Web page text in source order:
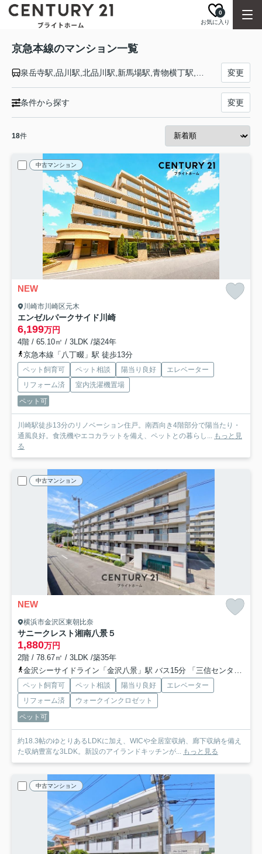
お気に入り
0
京急本線のマンション一覧
変更
条件から探す 変更
18件
中古マンション
NEW
川崎市川崎区元木
エンゼルパークサイド川崎
6,199万円
4階 / 65.10㎡ / 3LDK /築24年
京急本線「八丁畷」駅 徒歩13分
ペット飼育可 ペット相談 陽当り良好
エレベーター
リフォーム済
室内洗濯機置場
ペット可
川崎駅徒歩13分のリノベーション住戸。南西向き4階部分で陽当たり・
通風良好。食洗機やエコカラットを備え、ペットとの暮らし... もっと見
る
中古マンション
NEW
横浜市金沢区東朝比奈
サニークレスト湘南八景５
1,880万円
2階 / 78.67㎡ / 3LDK /築35年
金沢シーサイドライン「金沢八景」駅 バス15分 「三信センター」 停歩4分
ペット飼育可 ペット相談 陽当り良好
エレベーター
リフォーム済
ウォークインクロゼット
ペット可
約18.3帖のゆとりあるLDKに加え、WICや全居室収納、廊下収納を備え
た収納豊富な3LDK。新設のアイランドキッチンが... もっと見る
中古マンション